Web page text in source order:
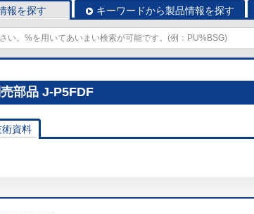
報を探す キーワードから製品情報を探す
部品 J-P5FDF
術資料